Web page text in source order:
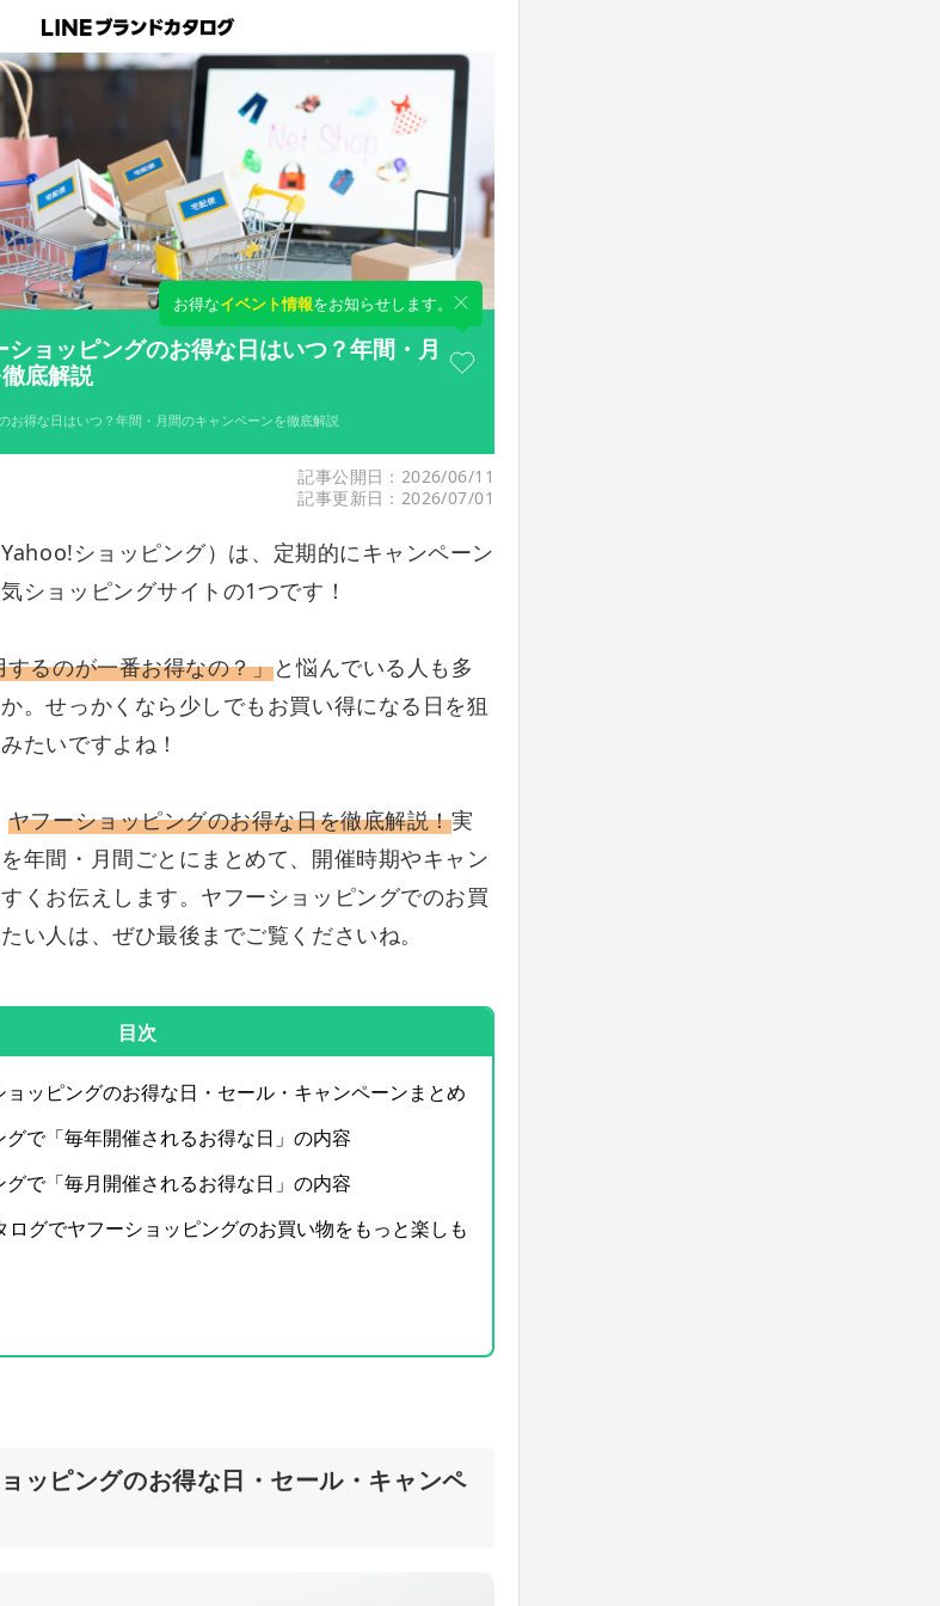
ショッピングのお得な日はいつ？年間・月
底解説
お得なイベント情報をお知らせします。
お得な日はいつ？年間・月間のキャンペーンを徹底解説
記事公開日：2026/06/11
記事更新日：2026/07/01
ショッピング）は、定期的にキャンペーン
ショッピングサイトの1つです！
るのが一番お得なの？」と悩んでいる人も多
。せっかくなら少しでもお買い得になる日を狙
たいですよね！
ヤフーショッピングのお得な日を徹底解説！実
年間・月間ごとにまとめて、開催時期やキャン
くお伝えします。ヤフーショッピングでのお買
い人は、ぜひ最後までご覧くださいね。
目次
ョッピングのお得な日・セール・キャンペーンまとめ
で「毎年開催されるお得な日」の内容
で「毎月開催されるお得な日」の内容
ログでヤフーショッピングのお買い物をもっと楽しも
ョッピングのお得な日・セール・キャンペ